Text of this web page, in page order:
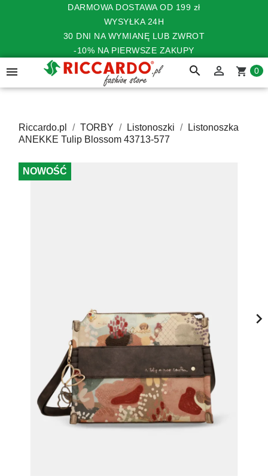
DARMOWA DOSTAWA OD 199 zł
WYSYŁKA 24H
30 DNI NA WYMIANĘ LUB ZWROT
-10% NA PIERWSZE ZAKUPY
 search  shopping_cart 0
Riccardo.pl TORBY Listonoszki
Listonoszka
ANEKKE Tulip Blossom 43713-577
NOWOŚĆ
